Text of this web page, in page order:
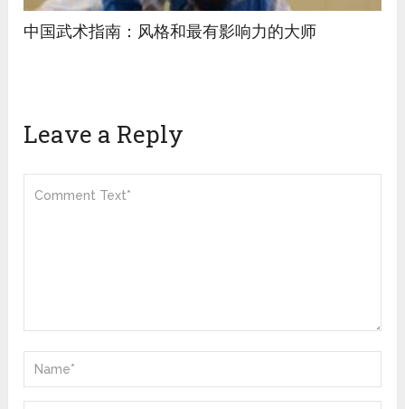
中国武术指南：风格和最有影响力的大师
Leave a Reply